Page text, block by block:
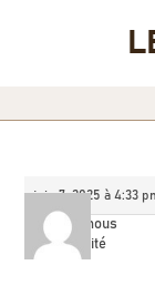
juin 7, 2025 à 4:33
Billyamous
Invité